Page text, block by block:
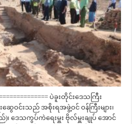
ပဲခူးတိုင်းဒေသကြီး
ဆွေဝင်းသည် အစိုးရအဖွဲ့ဝင် ဝန်ကြီးများ၊
၊ ဒေသကွပ်ကဲရေးမှူး ဗိုလ်မှူးချုပ် အောင်